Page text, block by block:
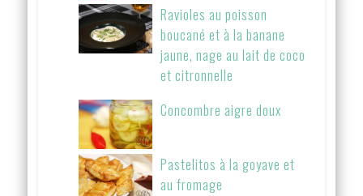
Ravioles au poisson
boucané et à la banane
jaune, nage au lait de coco
et citronnelle
Concombre aigre doux
Pastelitos à la goyave et
au fromage